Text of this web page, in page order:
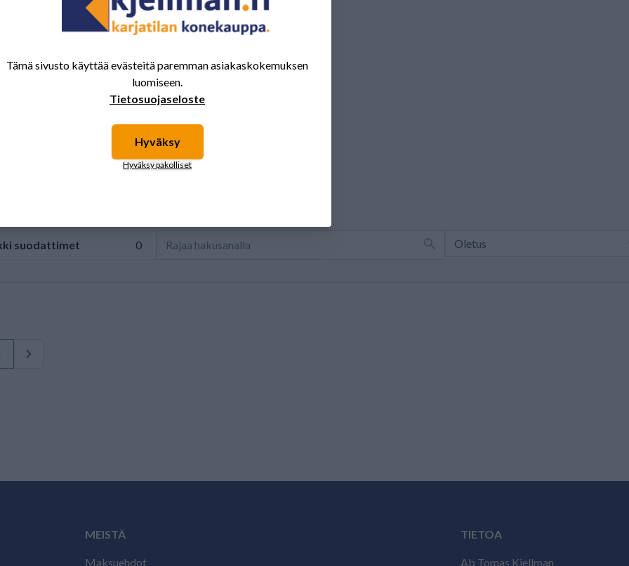
suodattimet 0
MEISTÄ
Maksuehdot
TIETOA
Ab Tomas Kjellman
Tämä sivusto käyttää evästeitä paremman asiakaskokemuksen
luomiseen.
Tietosuojaseloste
Hyväksy
Hyväksy pakolliset